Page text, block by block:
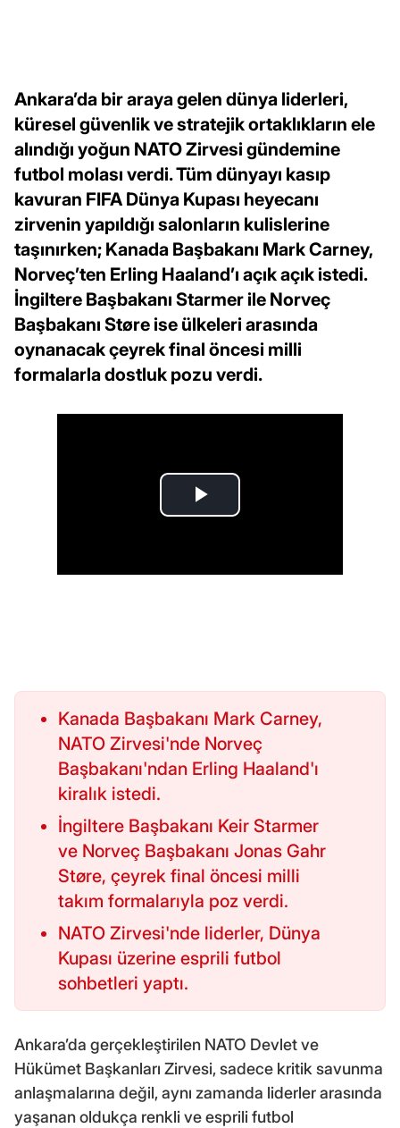
Ankara’da bir araya gelen dünya liderleri,
küresel güvenlik ve stratejik ortaklıkların ele
alındığı yoğun NATO Zirvesi gündemine
futbol molası verdi. Tüm dünyayı kasıp
kavuran FIFA Dünya Kupası heyecanı
zirvenin yapıldığı salonların kulislerine
taşınırken; Kanada Başbakanı Mark Carney,
Norveç’ten Erling Haaland’ı açık açık istedi.
İngiltere Başbakanı Starmer ile Norveç
Başbakanı Støre ise ülkeleri arasında
oynanacak çeyrek final öncesi milli
formalarla dostluk pozu verdi.
Kanada Başbakanı Mark Carney,
NATO Zirvesi'nde Norveç
Başbakanı'ndan Erling Haaland'ı
kiralık istedi.
İngiltere Başbakanı Keir Starmer
ve Norveç Başbakanı Jonas Gahr
Støre, çeyrek final öncesi milli
takım formalarıyla poz verdi.
NATO Zirvesi'nde liderler, Dünya
Kupası üzerine esprili futbol
sohbetleri yaptı.
Ankara’da gerçekleştirilen NATO Devlet ve
Hükümet Başkanları Zirvesi, sadece kritik savunma
anlaşmalarına değil, aynı zamanda liderler arasında
yaşanan oldukça renkli ve esprili futbol